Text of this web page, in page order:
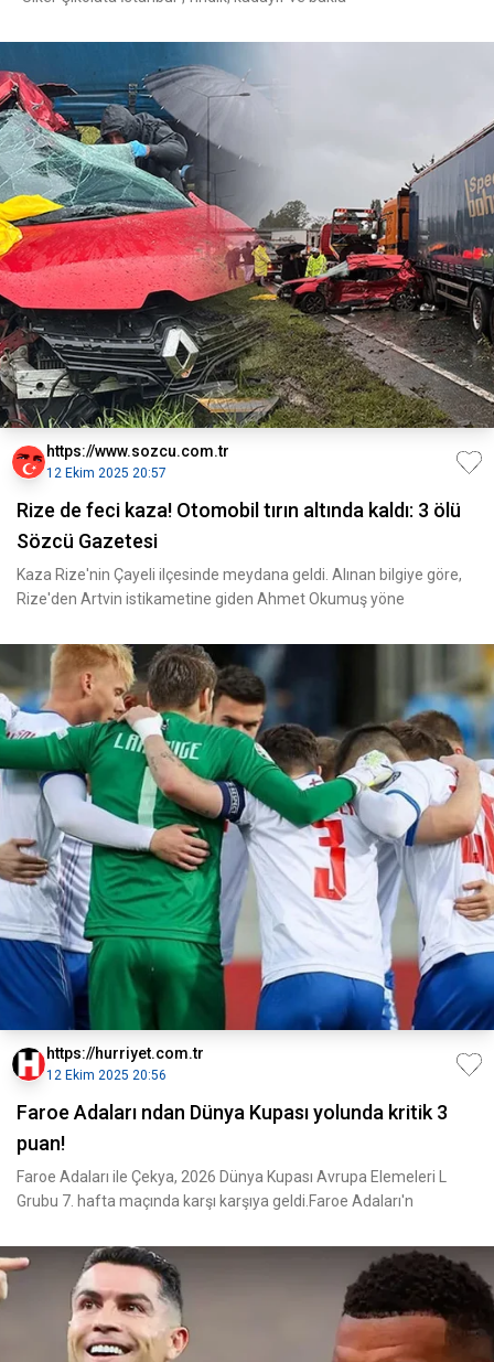
https://www.sozcu.com.tr
12 Ekim 2025 20:57
Rize de feci kaza! Otomobil tırın altında kaldı: 3 ölü
Sözcü Gazetesi
Kaza Rize'nin Çayeli ilçesinde meydana geldi. Alınan bilgiye göre,
Rize'den Artvin istikametine giden Ahmet Okumuş yöne
https://hurriyet.com.tr
12 Ekim 2025 20:56
Faroe Adaları ndan Dünya Kupası yolunda kritik 3
puan!
Faroe Adaları ile Çekya, 2026 Dünya Kupası Avrupa Elemeleri L
Grubu 7. hafta maçında karşı karşıya geldi.Faroe Adaları'n